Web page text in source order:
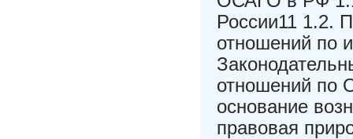
России11 1.2.
отношений по
отношений по
основание
правовая